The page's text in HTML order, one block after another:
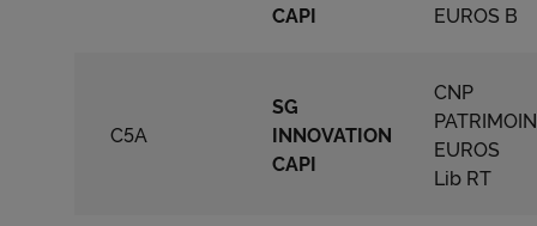
CAPI
EUROS B
C5A
SG
INNOVATION
CAPI
CNP
EUROS
Lib RT